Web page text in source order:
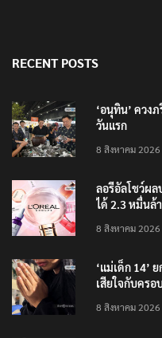
RECENT POSTS
‘อนุทิน’ ควง
วันแรก
8 สิงหาคม 2026
ลอรีอัลโชว์ผล
ได้ 2.3 หมื่นล้
8 สิงหาคม 2026
‘แม่เด็ก 14’
เสียใจกับครอ
8 สิงหาคม 2026